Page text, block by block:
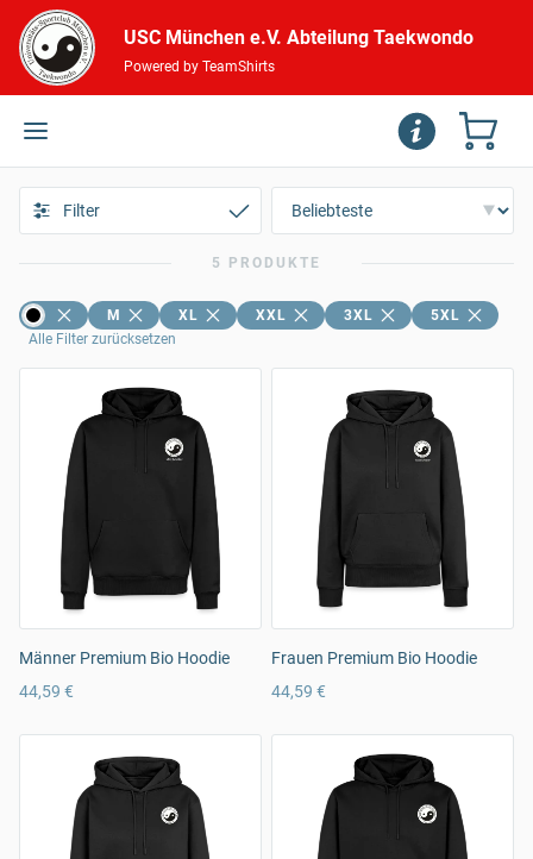
USC München e.V. Abteilung Taekwondo
Powered by TeamShirts
Filter
5 PRODUKTE
M XL XXL 3XL
5XL
Alle Filter zurücksetzen
Männer Premium Bio Hoodie
44,59 €
Frauen Premium Bio Hoodie
44,59 €